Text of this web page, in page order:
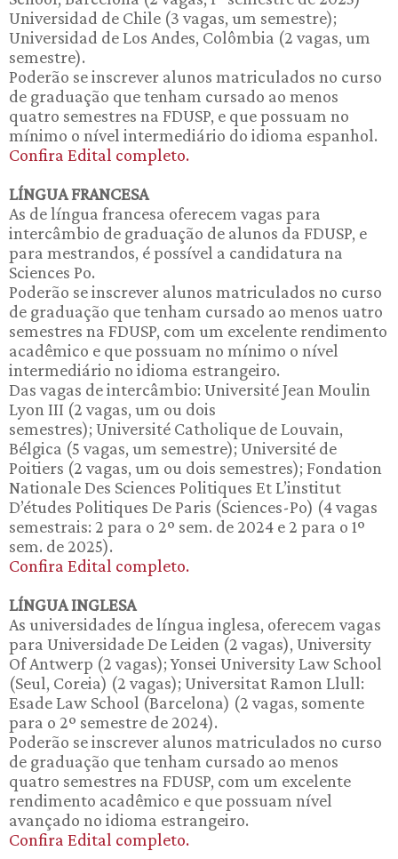
Universidad de Chile (3 vagas, um semestre);
Universidad de Los Andes, Colômbia (2 vagas, um
semestre).
Poderão se inscrever alunos matriculados no curso
de graduação que tenham cursado ao menos
quatro semestres na FDUSP, e que possuam no
mínimo o nível intermediário do idioma espanhol.
Confira Edital completo.
LÍNGUA FRANCESA
As de língua francesa oferecem vagas para
intercâmbio de graduação de alunos da FDUSP, e
para mestrandos, é possível a candidatura na
Sciences Po.
Poderão se inscrever alunos matriculados no curso
de graduação que tenham cursado ao menos uatro
semestres na FDUSP, com um excelente rendimento
acadêmico e que possuam no mínimo o nível
intermediário no idioma estrangeiro.
Das vagas de intercâmbio: Université Jean Moulin
Lyon III (2 vagas, um ou dois
semestres); Université Catholique de Louvain,
Bélgica (5 vagas, um semestre); Université de
Poitiers (2 vagas, um ou dois semestres); Fondation
Nationale Des Sciences Politiques Et L’institut
D’études Politiques De Paris (Sciences-Po) (4 vagas
semestrais: 2 para o 2º sem. de 2024 e 2 para o 1º
sem. de 2025).
Confira Edital completo.
LÍNGUA INGLESA
As universidades de língua inglesa, oferecem vagas
para Universidade De Leiden (2 vagas), University
Of Antwerp (2 vagas); Yonsei University Law School
(Seul, Coreia) (2 vagas); Universitat Ramon Llull:
Esade Law School (Barcelona) (2 vagas, somente
para o 2º semestre de 2024).
Poderão se inscrever alunos matriculados no curso
de graduação que tenham cursado ao menos
quatro semestres na FDUSP, com um excelente
rendimento acadêmico e que possuam nível
avançado no idioma estrangeiro.
Confira Edital completo.